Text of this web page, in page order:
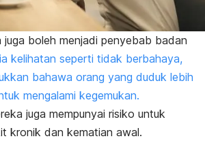
juga boleh menjadi penyebab badan
kelihatan seperti tidak berbahaya,
bahawa orang yang duduk lebih
mengalami kegemukan.
juga mempunyai risiko untuk
kronik dan kematian awal.